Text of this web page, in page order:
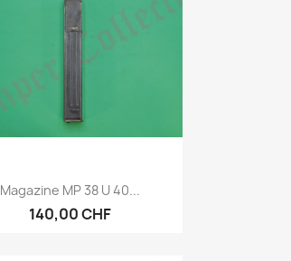
Vorschau
Magazine MP 38 U 40...
140,00 CHF